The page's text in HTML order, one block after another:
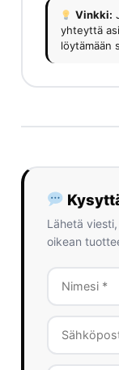
Vinkki:
yhteyttä
löytämään
Lähetä
oikean